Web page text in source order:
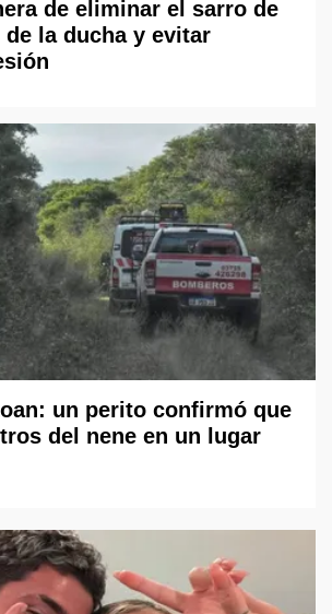
de eliminar el sarro de
la ducha y evitar
un perito confirmó que
del nene en un lugar